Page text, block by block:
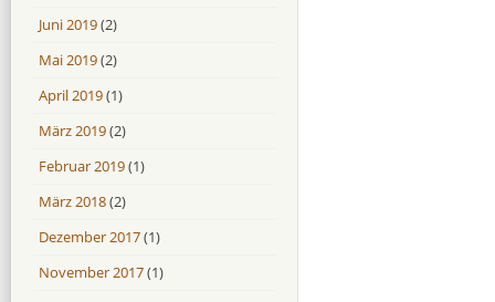
Juni 2019(2)
Mai 2019(2)
April 2019(1)
März 2019(2)
Februar 2019(1)
März 2018(2)
Dezember 2017(1)
November 2017(1)